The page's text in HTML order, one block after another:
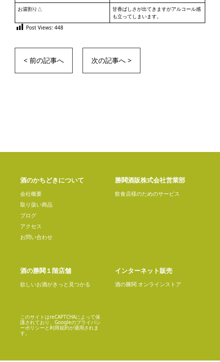
お湯割り△
甘香ばしさが出てきますがアルコール感
も立ってしまいます。
Post Views: 448
< 前の記事へ 次の記事へ >
酒のかちどきについて
会社概要
取り扱い商品
ブログ
アクセス
お問い合わせ
勝鬨酒販株式会社営業部
飲食店様のためのサービス
酒の勝鬨１階店舗
欲しいお酒がきっと見つかる
インターネット販売
酒の勝鬨 オンラインストア
このサイトはreCAPTCHAによって保
護されており、Googleのプライバシ
ーポリシーと利用規約が適用されま
す。